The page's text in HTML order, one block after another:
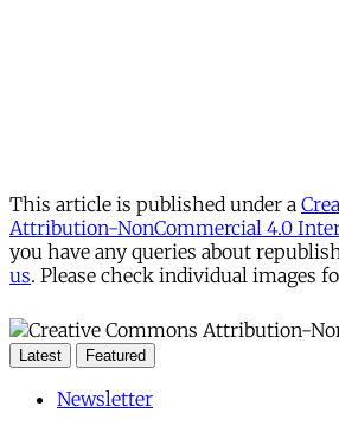
This article is published under a
Attribution-NonCommercial 4.0
you have any queries about
us. Please check individual images
Latest Featured
Newsletter